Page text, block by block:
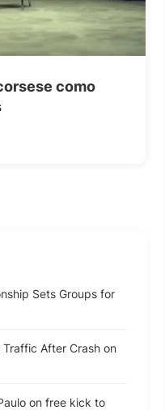
como
Sets Groups for
After Crash on
on free kick to